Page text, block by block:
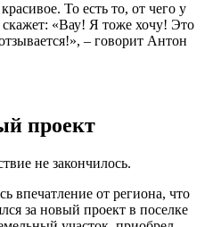
То есть то, от чего у
скажет: «Вау! Я тоже хочу! Это
– говорит Антон
проект
не закончилось.
впечатление от региона, что
за новый проект в поселке